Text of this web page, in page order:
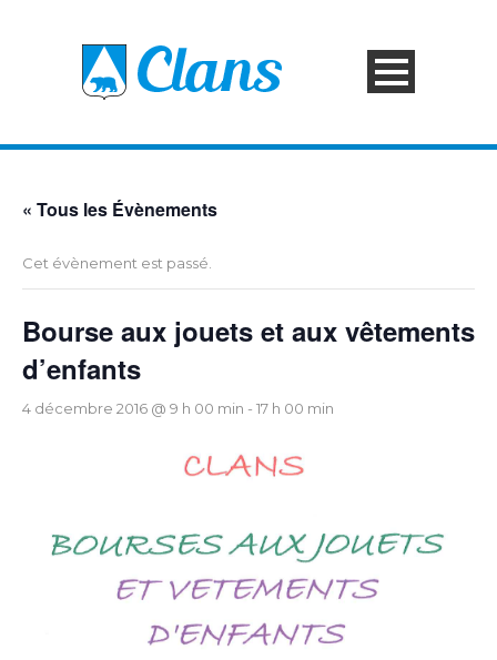
« Tous les Évènements
Cet évènement est passé.
Bourse aux jouets et aux vêtements
d’enfants
4 décembre 2016 @ 9 h 00 min - 17 h 00 min